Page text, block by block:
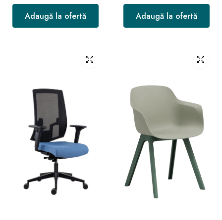
Adaugă la ofertă Adaugă la ofertă